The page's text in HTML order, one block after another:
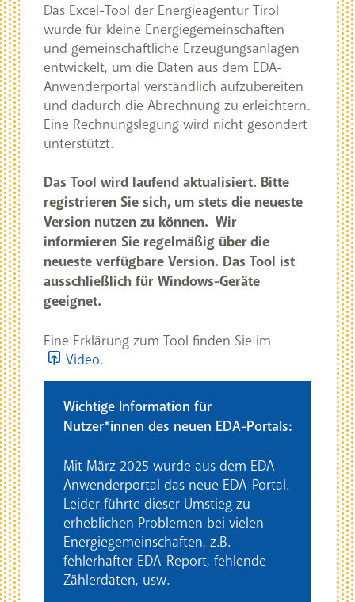
Das Excel-Tool der Energieagentur Tirol
wurde für kleine Energiegemeinschaften
und gemeinschaftliche Erzeugungsanlagen
entwickelt, um die Daten aus dem EDA-
Anwenderportal verständlich aufzubereiten
und dadurch die Abrechnung zu erleichtern.
Eine Rechnungslegung wird nicht gesondert
unterstützt.
Das Tool wird laufend aktualisiert. Bitte
registrieren Sie sich, um stets die neueste
Version nutzen zu können. Wir
informieren Sie regelmäßig über die
neueste verfügbare Version. Das Tool ist
ausschließlich für Windows-Geräte
geeignet.
Eine Erklärung zum Tool finden Sie im
Video.
Wichtige Information für
Nutzer*innen des neuen EDA-Portals:
Mit März 2025 wurde aus dem EDA-
Anwenderportal das neue EDA-Portal.
Leider führte dieser Umstieg zu
erheblichen Problemen bei vielen
Energiegemeinschaften, z.B.
fehlerhafter EDA-Report, fehlende
Zählerdaten, usw.